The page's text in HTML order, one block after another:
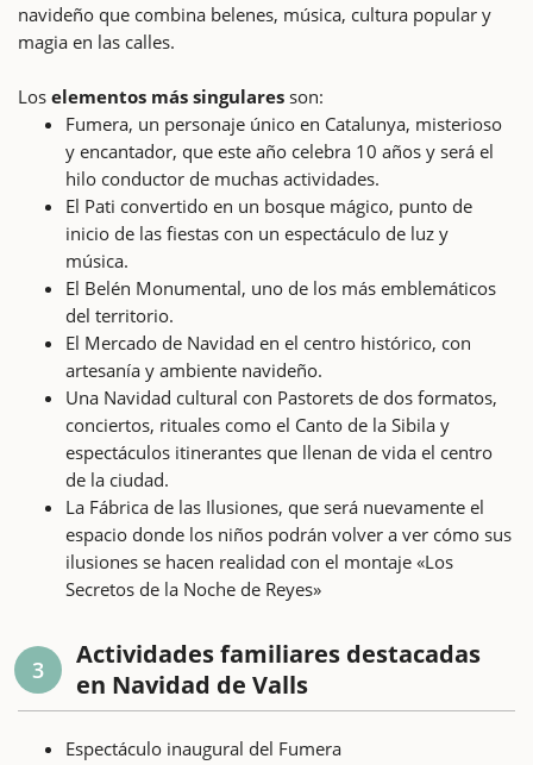
navideño que combina belenes, música, cultura popular y
magia en las calles.
Los elementos más singulares son:
Fumera, un personaje único en Catalunya, misterioso
y encantador, que este año celebra 10 años y será el
hilo conductor de muchas actividades.
El Pati convertido en un bosque mágico, punto de
inicio de las fiestas con un espectáculo de luz y
música.
El Belén Monumental, uno de los más emblemáticos
del territorio.
El Mercado de Navidad en el centro histórico, con
artesanía y ambiente navideño.
Una Navidad cultural con Pastorets de dos formatos,
conciertos, rituales como el Canto de la Sibila y
espectáculos itinerantes que llenan de vida el centro
de la ciudad.
La Fábrica de las Ilusiones, que será nuevamente el
espacio donde los niños podrán volver a ver cómo sus
ilusiones se hacen realidad con el montaje «Los
Secretos de la Noche de Reyes»
3
Actividades familiares destacadas
en Navidad de Valls
Espectáculo inaugural del Fumera